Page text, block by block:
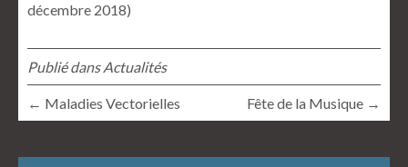
décembre 2018)
Publié dansActualités
← Maladies Vectorielles Fête de la Musique →